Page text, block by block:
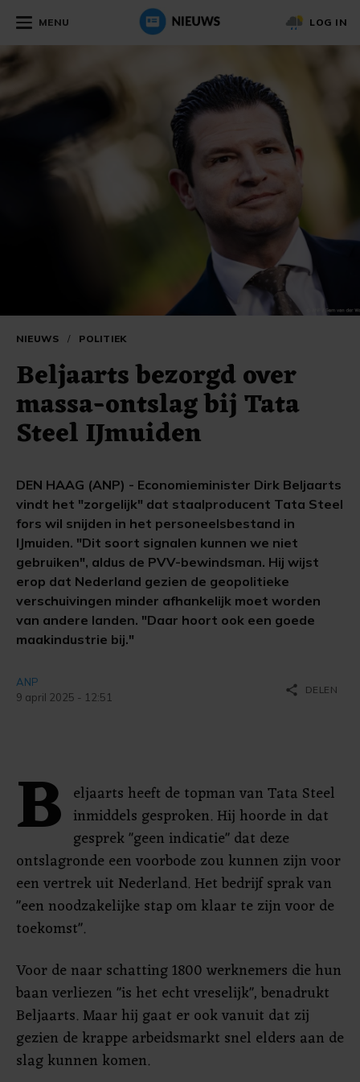
MENU LOG IN
NIEUWS / POLITIEK
Beljaarts bezorgd over
massa-ontslag bij Tata
Steel IJmuiden
DEN HAAG (ANP) - Economieminister Dirk Beljaarts
vindt het "zorgelijk" dat staalproducent Tata Steel
fors wil snijden in het personeelsbestand in
IJmuiden. "Dit soort signalen kunnen we niet
gebruiken", aldus de PVV-bewindsman. Hij wijst
erop dat Nederland gezien de geopolitieke
verschuivingen minder afhankelijk moet worden
van andere landen. "Daar hoort ook een goede
maakindustrie bij."
ANP
9 april 2025 - 12:51
share DELEN
B eljaarts heeft de topman van Tata Steel
inmiddels gesproken. Hij hoorde in dat
gesprek "geen indicatie" dat deze
ontslagronde een voorbode zou kunnen zijn voor
een vertrek uit Nederland. Het bedrijf sprak van
"een noodzakelijke stap om klaar te zijn voor de
toekomst".
Voor de naar schatting 1800 werknemers die hun
baan verliezen "is het echt vreselijk", benadrukt
Beljaarts. Maar hij gaat er ook vanuit dat zij
gezien de krappe arbeidsmarkt snel elders aan de
slag kunnen komen.